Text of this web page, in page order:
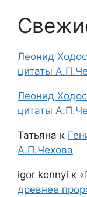
Леонид Ходос
цитаты
Леонид Ходос
цитаты
Татьяна к
А.П.Чехова
igor konnyi к
древнее